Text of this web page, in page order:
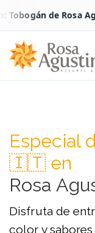
de Rosa
🇮🇹 en
Rosa
Disfruta de
color y sabores